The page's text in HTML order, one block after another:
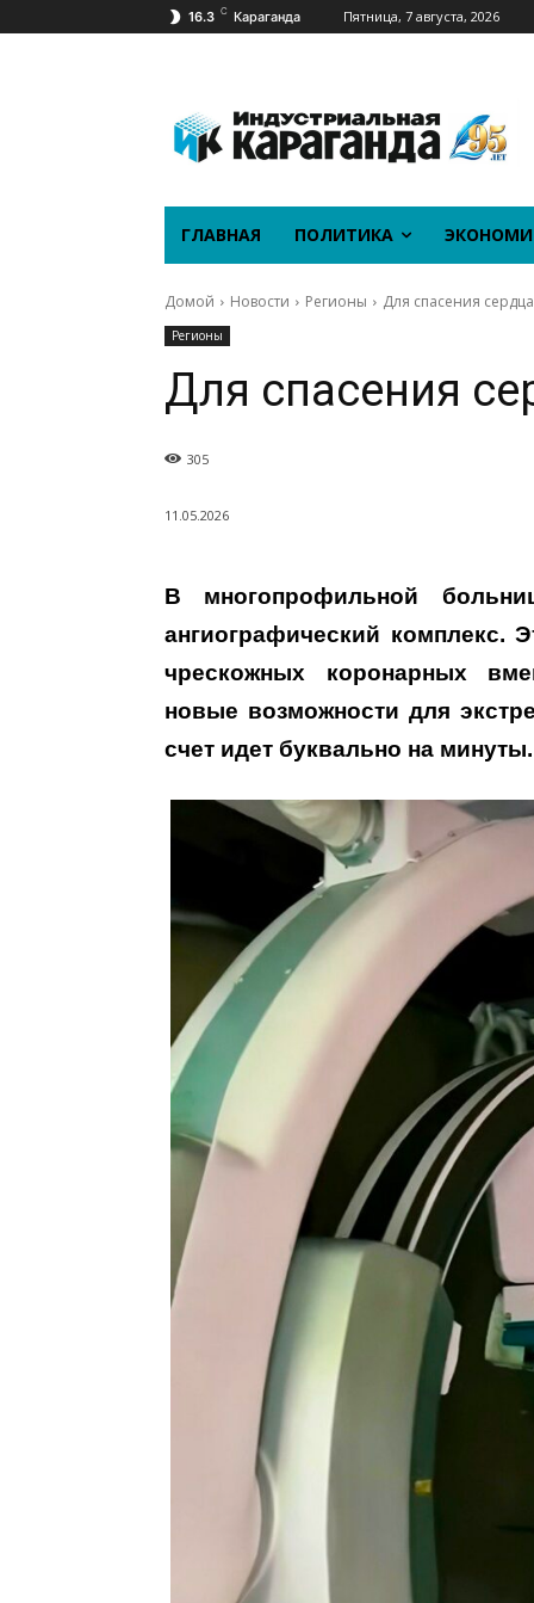
16.3 C Караганда Пятница, 7 августа, 2026
ГЛАВНАЯ ПОЛИТИКА
Домой Новости Регионы Для спасения сердца
Регионы
Для спасения
305
11.05.2026
В многопрофильной
ангиографический комплекс.
чрескожных коронарных
новые возможности для
счет идет буквально на минуты.